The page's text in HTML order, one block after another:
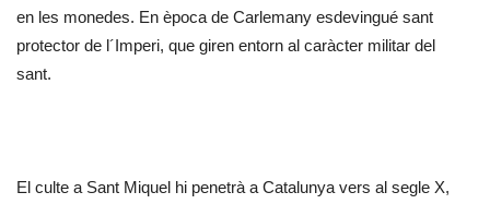
en les monedes. En època de Carlemany esdevingué sant
protector de l´Imperi, que giren entorn al caràcter militar del
sant.
El culte a Sant Miquel hi penetrà a Catalunya vers al segle X,